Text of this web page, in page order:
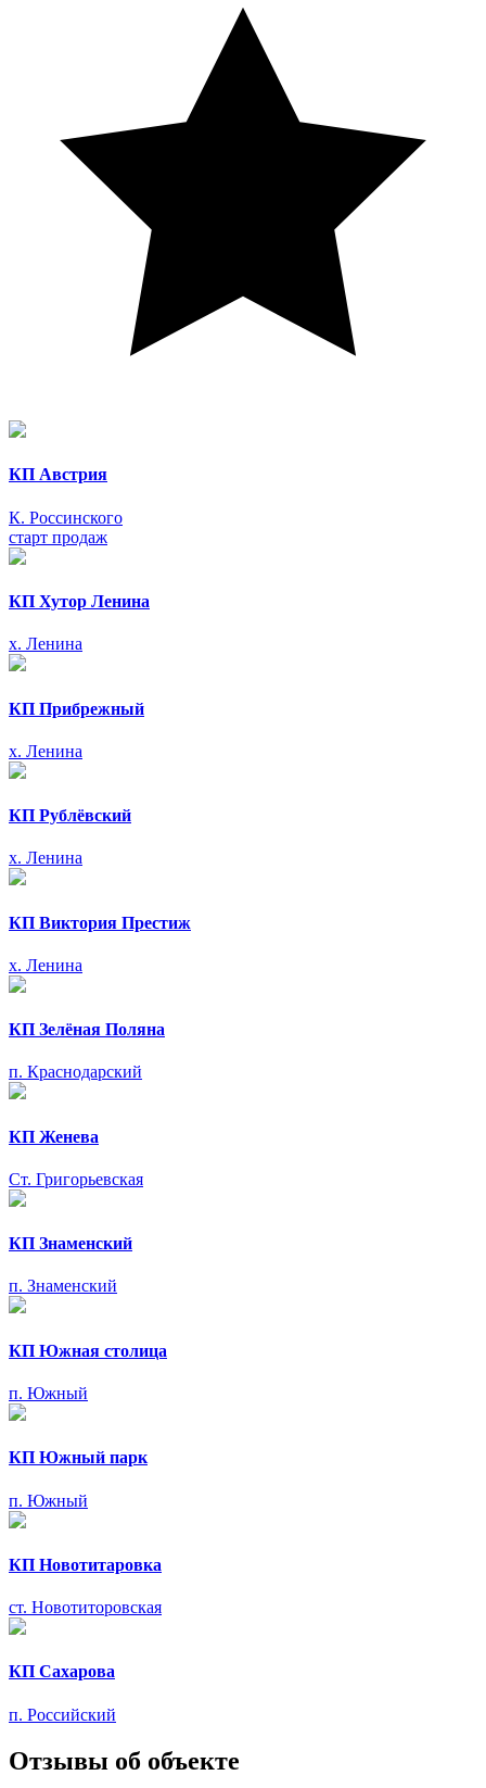
КП Австрия
К. Россинского
старт продаж
КП Хутор Ленина
х. Ленина
КП Прибрежный
х. Ленина
КП Рублёвский
х. Ленина
КП Виктория Престиж
х. Ленина
КП Зелёная Поляна
п. Краснодарский
КП Женева
Ст. Григорьевская
КП Знаменский
п. Знаменский
КП Южная столица
п. Южный
КП Южный парк
п. Южный
КП Новотитаровка
ст. Новотиторовская
КП Сахарова
п. Российский
Отзывы об объекте